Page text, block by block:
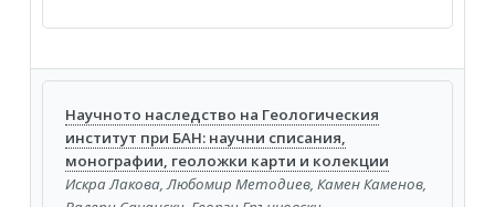
Научното наследство на Геологическия
институт при БАН: научни списания,
монографии, геоложки карти и колекции
Искра Лакова, Любомир Методиев, Камен Каменов,